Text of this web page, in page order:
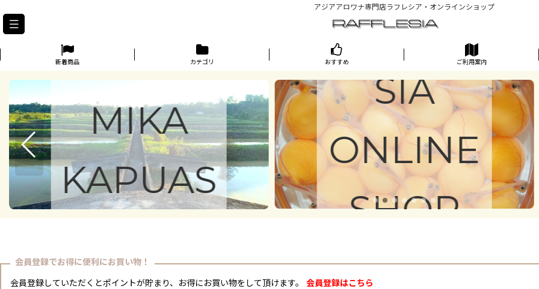
アジアアロワナ専門店ラフレシア・オンラインショップ
新着商品 カテゴリ おすすめ ご利用案内
PT.DINA
MIKA
KAPUAS
RAFFLE
SIA
ONLINE
SHOP
description
会員登録でお得に便利にお買い物！
会員登録していただくとポイントが貯まり、お得にお買い物をして頂けます。
会員登録はこちら